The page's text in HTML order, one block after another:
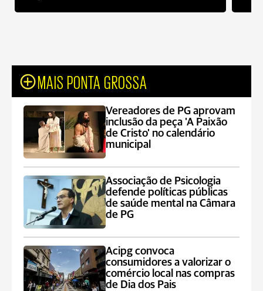
MAIS PONTA GROSSA
Vereadores de PG aprovam
inclusão da peça 'A Paixão
de Cristo' no calendário
municipal
Associação de Psicologia
defende políticas públicas
de saúde mental na Câmara
de PG
Acipg convoca
consumidores a valorizar o
comércio local nas compras
de Dia dos Pais